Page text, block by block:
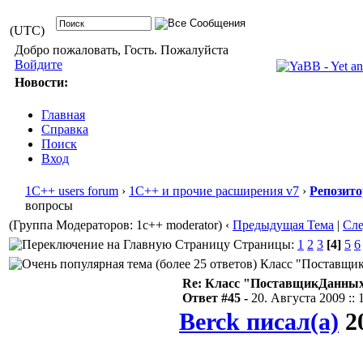
(UTC)
Добро пожаловать, Гость. Пожалуйста
Войдите
Новости:
Главная
Справка
Поиск
Вход
1С++ users forum › 1С++ и прочие расширения v7 ›
вопросы
(Группа Модераторов: 1c++ moderator) ‹ Предыдущая Тема |
Страницы: 1 2 3 [4] 5 6
Класс
Re: Класс
Ответ #45 - 20. Августа 2009 ::
Berck писал(а)